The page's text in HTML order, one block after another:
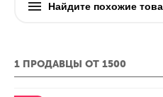
Найдите похожие
1 ПРОДАВЦЫ ОТ 1500